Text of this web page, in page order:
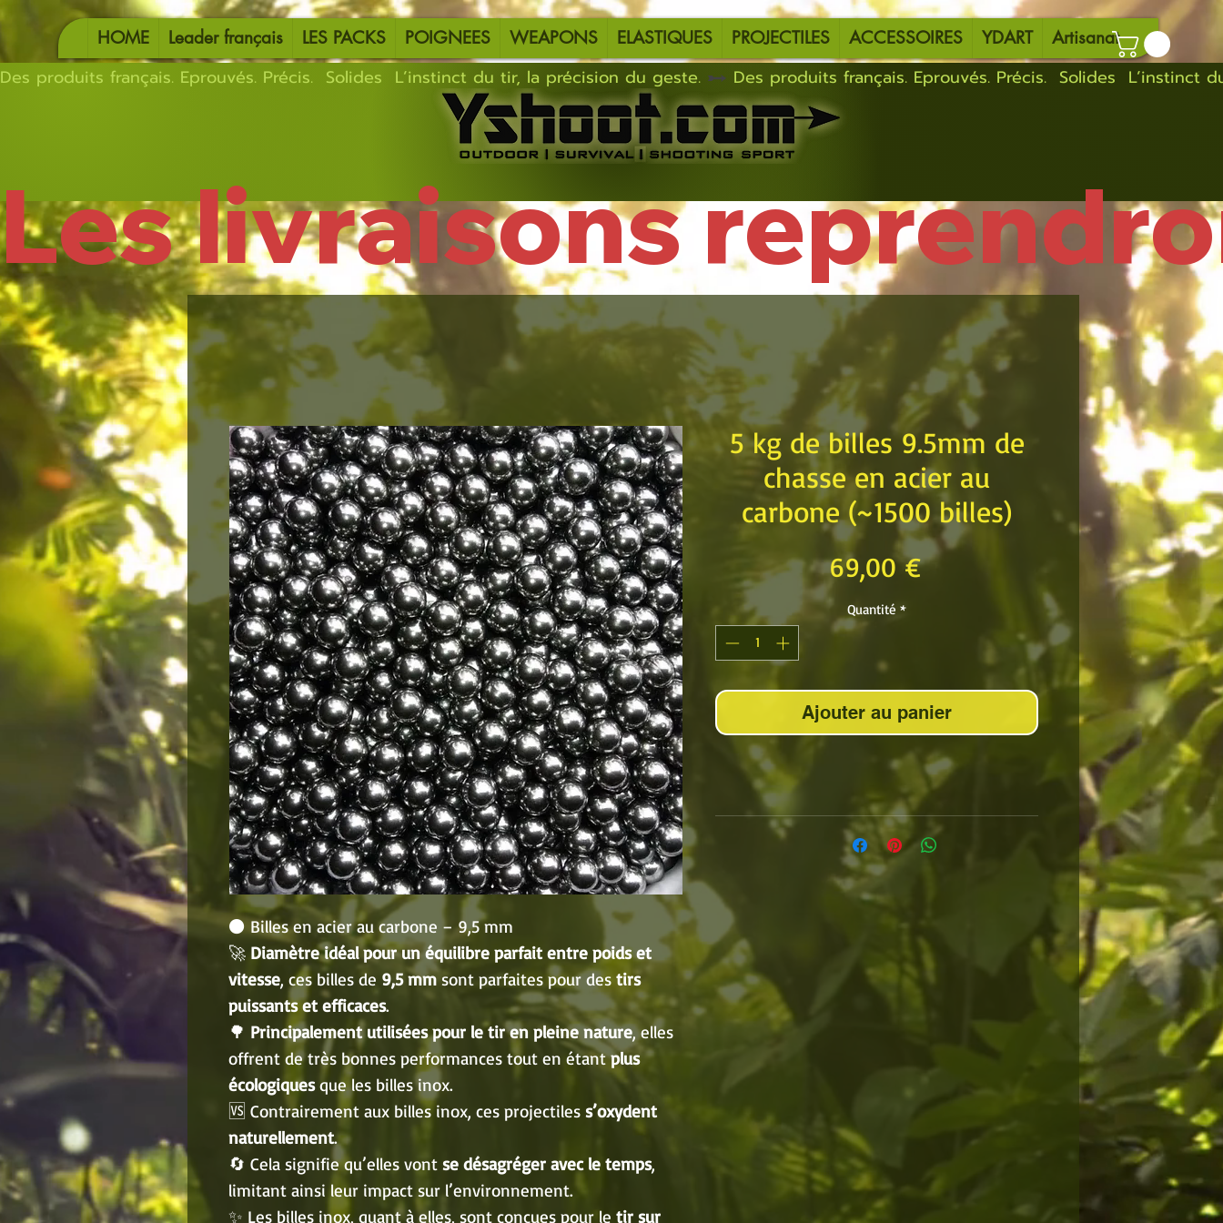
HOME Leader français LES PACKS POIGNEES WEAPONS ELASTIQUES PROJECTILES ACCESSOIRES YDART Artisanat
Les livraisons
Des produits français. Eprouvés. Précis.  Solides  L’instinct du tir, la précision du geste.
⚫ Billes en acier au carbone – 9,5 mm
🚀 Diamètre idéal pour un équilibre parfait entre poids et
vitesse, ces billes de 9,5 mmsont parfaites pour des tirs
puissants et efficaces.
🌳 Principalement utilisées pour le tir en pleine nature, elles
offrent de très bonnes performances tout en étantplus
écologiquesque les billes inox.
🆚 Contrairement aux billes inox, ces projectiles s’oxydent
naturellement.
🔄 Cela signifie qu’elles vont se désagréger avec le temps,
limitant ainsi leur impact sur l’environnement.
✨ Les billes inox, quant à elles, sont conçues pour le tir sur
5 kg de billes 9.5mm de
chasse en acier au
carbone (~1500 billes)
69,00 €Prix
Quantité *
Ajouter au panier